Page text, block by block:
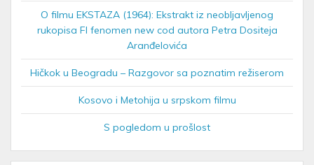
O filmu EKSTAZA (1964): Ekstrakt iz neobljavljenog
rukopisa FI fenomen new cod autora Petra Dositeja
Aranđelovića
Hičkok u Beogradu – Razgovor sa poznatim režiserom
Kosovo i Metohija u srpskom filmu
S pogledom u prošlost